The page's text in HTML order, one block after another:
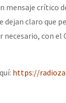
mensaje crítico
dejan claro que
necesario, con el
https://